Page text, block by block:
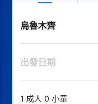
烏魯木齊
出發日期
1 成人 0 小童